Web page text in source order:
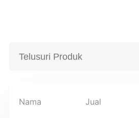
Nama Jual